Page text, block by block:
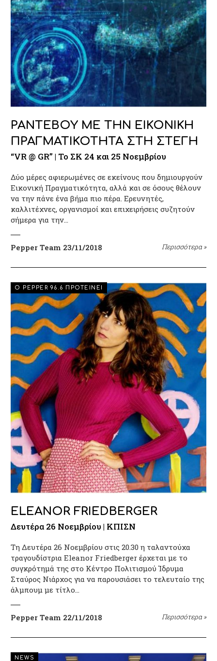
ΡΑΝΤΕΒΟΥ ΜΕ ΤΗΝ ΕΙΚΟΝΙΚΗ
ΠΡΑΓΜΑΤΙΚΟΤΗΤΑ ΣΤΗ ΣΤΕΓΗ
“VR @ GR” | Το ΣΚ 24 και 25 Νοεμβρίου
Δύο μέρες αφιερωμένες σε εκείνους που δημιουργούν
Εικονική Πραγματικότητα, αλλά και σε όσους θέλουν
να την πάνε ένα βήμα πιο πέρα. Ερευνητές,
καλλιτέχνες, οργανισμοί και επιχειρήσεις συζητούν
σήμερα για την…
Pepper Team 23/11/2018 Περισσότερα »
EVENTS
Ο PEPPER 96.6 ΠΡΟΤΕΙΝΕΙ
ELEANOR FRIEDBERGER
Δευτέρα 26 Νοεμβρίου | ΚΠΙΣΝ
Τη Δευτέρα 26 Νοεμβρίου στις 20.30 η ταλαντούχα
τραγουδίστρια Eleanor Friedberger έρχεται με το
συγκρότημά της στο Κέντρο Πολιτισμού Ίδρυμα
Σταύρος Νιάρχος για να παρουσιάσει το τελευταίο της
άλμπουμ με τίτλο…
Pepper Team 22/11/2018 Περισσότερα »
NEWS